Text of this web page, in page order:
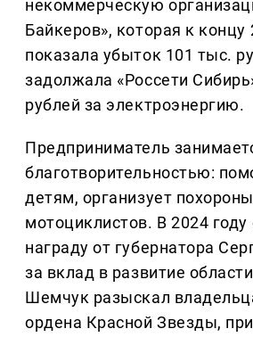
некоммерческую
Байкеров», которая к концу
показала убыток 101 тыс.
задолжала «Россети
рублей за электроэнергию.
Предприниматель
благотворительностью:
детям, организует
мотоциклистов. В 2024 году
награду от губернатора
за вклад в развитие
Шемчук разыскал
ордена Красной Звезды,